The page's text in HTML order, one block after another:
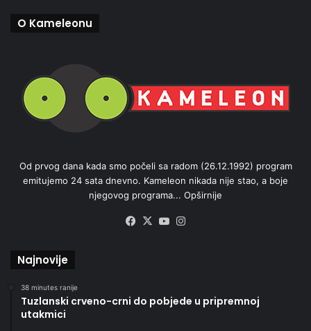
O Kameleonu
Od prvog dana kada smo počeli sa radom (26.12.1992) program
emitujemo 24 sata dnevno. Kameleon nikada nije stao, a boje
njegovog programa... Opširnije
Facebook
X YouTube
Najnovije
38 minutes ranije
Tuzlanski crveno-crni do pobjede u pripremnoj
utakmici